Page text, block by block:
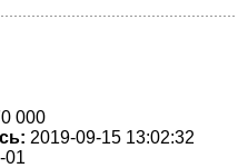
000
2019-09-15 13:02:32
01